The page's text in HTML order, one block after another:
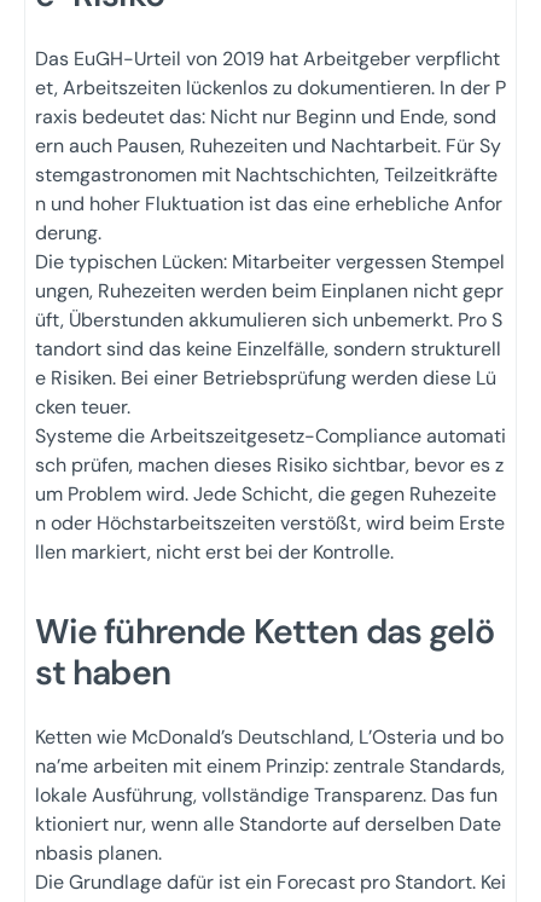
Das EuGH-Urteil von 2019 hat Arbeitgeber verpflicht
et, Arbeitszeiten lückenlos zu dokumentieren. In der P
raxis bedeutet das: Nicht nur Beginn und Ende, sond
ern auch Pausen, Ruhezeiten und Nachtarbeit. Für Sy
stemgastronomen mit Nachtschichten, Teilzeitkräfte
n und hoher Fluktuation ist das eine erhebliche Anfor
derung.
Die typischen Lücken: Mitarbeiter vergessen Stempel
ungen, Ruhezeiten werden beim Einplanen nicht gepr
üft, Überstunden akkumulieren sich unbemerkt. Pro S
tandort sind das keine Einzelfälle, sondern strukturell
e Risiken. Bei einer Betriebsprüfung werden diese Lü
cken teuer.
Systeme die Arbeitszeitgesetz-Compliance automati
sch prüfen, machen dieses Risiko sichtbar, bevor es z
um Problem wird. Jede Schicht, die gegen Ruhezeite
n oder Höchstarbeitszeiten verstößt, wird beim Erste
llen markiert, nicht erst bei der Kontrolle.
Wie führende Ketten das gelö
st haben
Ketten wie McDonald’s Deutschland, L’Osteria und bo
na’me arbeiten mit einem Prinzip: zentrale Standards,
lokale Ausführung, vollständige Transparenz. Das fun
ktioniert nur, wenn alle Standorte auf derselben Date
nbasis planen.
Die Grundlage dafür ist ein Forecast pro Standort. Kei